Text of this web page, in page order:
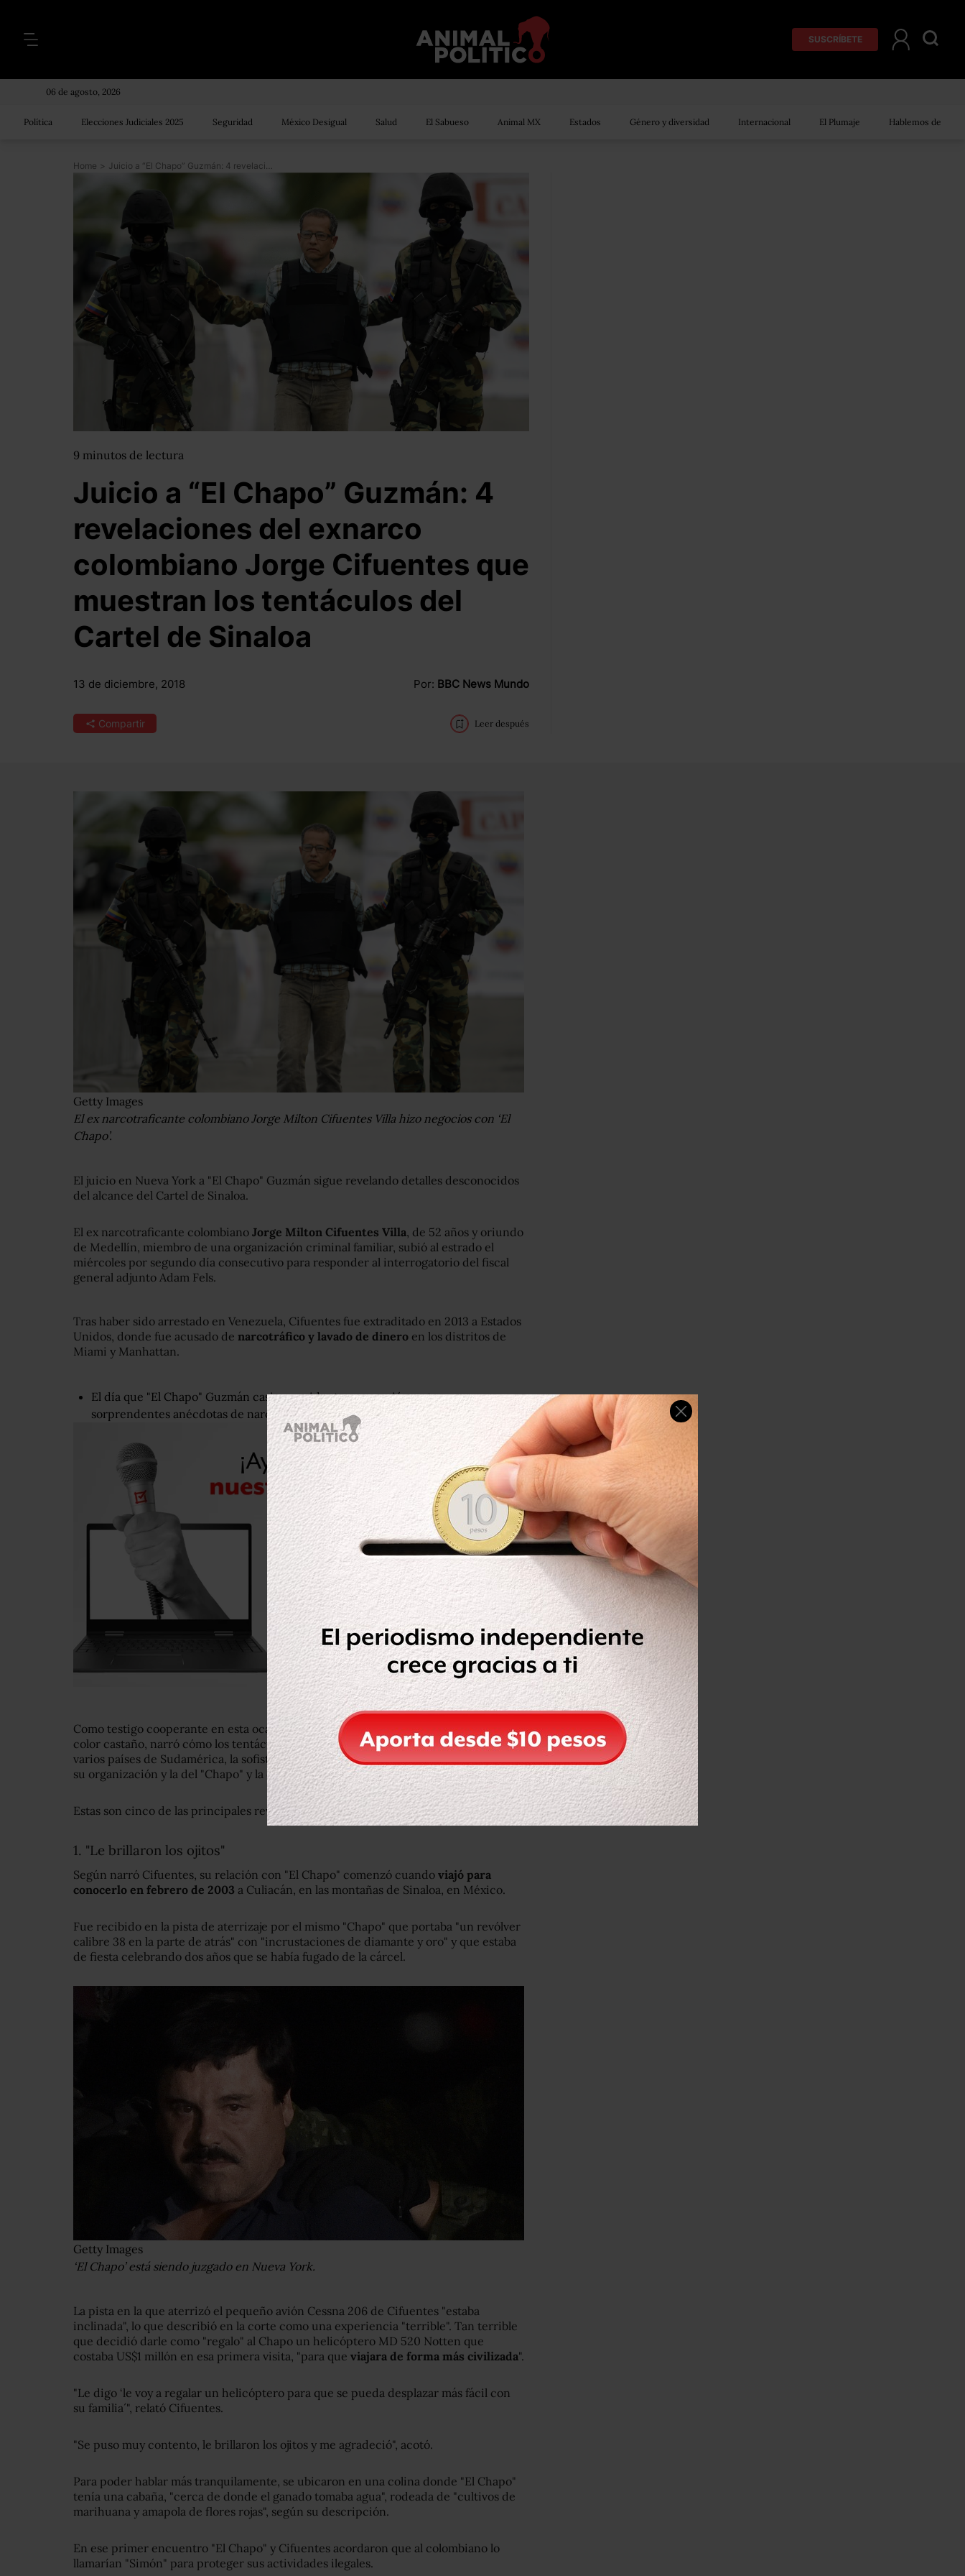
SUSCRÍBETE
06 de agosto, 2026
Política Elecciones Judiciales 2025 Seguridad México Desigual Salud El Sabueso Animal MX Estados Género y diversidad Internacional El Plumaje Hablemos de
Home > Juicio a “El Chapo” Guzmán: 4 revelaciones del exnarco colombiano Jorge Cifuentes que muestran los tentáculos del Cartel de Sinaloa
9 minutos de lectura
Juicio a “El Chapo” Guzmán: 4
revelaciones del exnarco
colombiano Jorge Cifuentes que
muestran los tentáculos del
Cartel de Sinaloa
13 de diciembre, 2018 Por: BBC News Mundo
Compartir Leer después
Getty Images
El ex narcotraficante colombiano Jorge Milton Cifuentes Villa hizo negocios con ‘El
Chapo’.
El juicio en Nueva York a "El Chapo" Guzmán sigue revelando detalles desconocidos
del alcance del Cartel de Sinaloa.
El ex narcotraficante colombiano Jorge Milton Cifuentes Villa , de 52 años y oriundo
de Medellín, miembro de una organización criminal familiar, subió al estrado el
miércoles por segundo día consecutivo para responder al interrogatorio del fiscal
general adjunto Adam Fels.
Tras haber sido arrestado en Venezuela, Cifuentes fue extraditado en 2013 a Estados
Unidos, donde fue acusado de narcotráfico y lavado de dinero en los distritos de
Miami y Manhattan.
El día que "El Chapo" Guzmán casi se accidenta en un avión y otras
sorprendentes anécdotas de narcos relatadas en el juicio en Nueva York
Como testigo cooperante en esta ocasión, y vestido con un uniforme de prisión
color castaño, narró cómo los tentáculos del cartel de Sinaloa se extendieron por
varios países de Sudamérica, la sofisticación para salvaguardar su actividad ilegal de
su organización y la del "Chapo" y la corrupción que goteó por todo el camino.
Estas son cinco de las principales revelaciones.
1. "Le brillaron los ojitos"
Según narró Cifuentes, su relación con "El Chapo" comenzó cuando viajó para
conocerlo en febrero de 2003 a Culiacán, en las montañas de Sinaloa, en México.
Fue recibido en la pista de aterrizaje por el mismo "Chapo" que portaba "un revólver
calibre 38 en la parte de atrás" con "incrustaciones de diamante y oro" y que estaba
de fiesta celebrando dos años que se había fugado de la cárcel.
Getty Images
‘El Chapo’ está siendo juzgado en Nueva York.
La pista en la que aterrizó el pequeño avión Cessna 206 de Cifuentes "estaba
inclinada", lo que describió en la corte como una experiencia "terrible". Tan terrible
que decidió darle como "regalo" al Chapo un helicóptero MD 520 Notten que
costaba US$1 millón en esa primera visita, "para que viajara de forma más civilizada".
"Le digo ‘le voy a regalar un helicóptero para que se pueda desplazar más fácil con
su familia´", relató Cifuentes.
"Se puso muy contento, le brillaron los ojitos y me agradeció", acotó.
Para poder hablar más tranquilamente, se ubicaron en una colina donde "El Chapo"
tenía una cabaña, "cerca de donde el ganado tomaba agua", rodeada de "cultivos de
marihuana y amapola de flores rojas", según su descripción.
En ese primer encuentro "El Chapo" y Cifuentes acordaron que al colombiano lo
llamarían "Simón" para proteger sus actividades ilegales.